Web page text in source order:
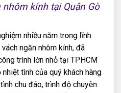
kính tại Quận Gò
nhiều năm trong lĩnh
vách ngăn nhôm kính, đã
trình lớn nhỏ tại TPHCM
tình của quý khách hàng
chu đáo, trình độ chuyên